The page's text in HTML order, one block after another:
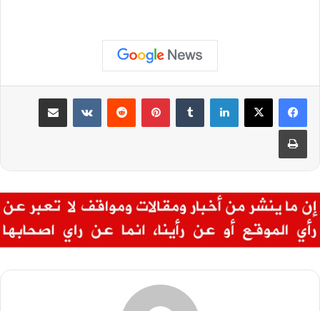
لينكدإن بينتيريست مشاركة عبر البريد
طباعة